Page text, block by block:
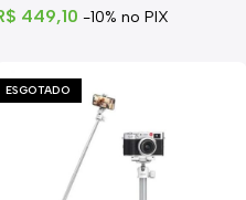
449,10 -10% no PIX
ESGOTADO